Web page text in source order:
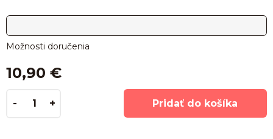
10,90 €
Možnosti doručenia
Pridať do košíka